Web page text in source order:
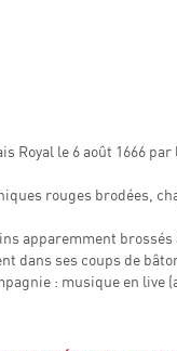
le 6 août 1666
rouges brodées,
apparemment
dans ses coups de
: musique en